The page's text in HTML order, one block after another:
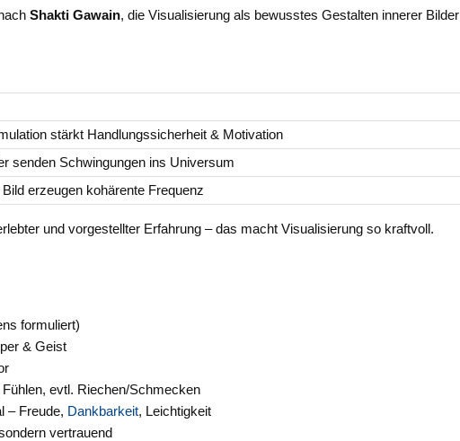
Shakti Gawain, die Visualisierung als bewusstes Gestalten innerer Bilder
stärkt Handlungssicherheit & Motivation
senden Schwingungen ins Universum
erzeugen kohärente Frequenz
und vorgestellter Erfahrung – das macht Visualisierung so kraftvoll.
formuliert)
& Geist
evtl. Riechen/Schmecken
– Freude, Dankbarkeit, Leichtigkeit
vertrauend